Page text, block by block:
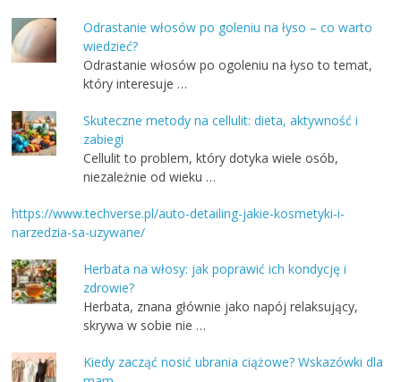
Odrastanie włosów po goleniu na łyso – co warto
wiedzieć?
Odrastanie włosów po ogoleniu na łyso to temat,
który interesuje …
Skuteczne metody na cellulit: dieta, aktywność i
zabiegi
Cellulit to problem, który dotyka wiele osób,
niezależnie od wieku …
https://www.techverse.pl/auto-detailing-jakie-kosmetyki-i-
narzedzia-sa-uzywane/
Herbata na włosy: jak poprawić ich kondycję i
zdrowie?
Herbata, znana głównie jako napój relaksujący,
skrywa w sobie nie …
Kiedy zacząć nosić ubrania ciążowe? Wskazówki dla